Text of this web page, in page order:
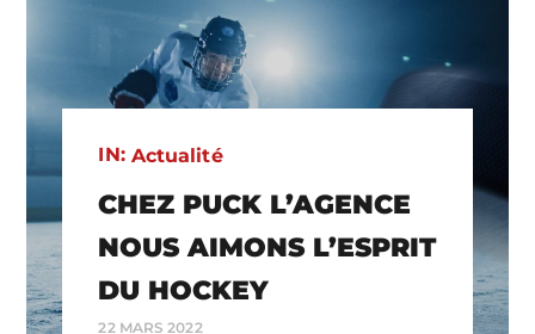
IN: Actualité
CHEZ PUCK L’AGENCE
NOUS AIMONS L’ESPRIT
DU HOCKEY
22 MARS 2022